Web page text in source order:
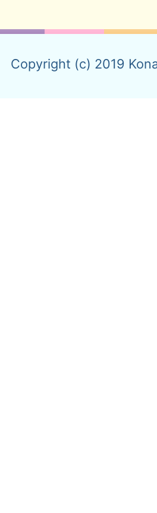
Copyright (c) 2019